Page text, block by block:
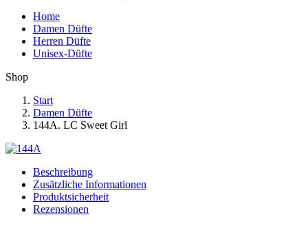
Home
Damen Düfte
Herren Düfte
Unisex-Düfte
Shop
Start
Damen Düfte
144A. LC Sweet Girl
Beschreibung
Zusätzliche Informationen
Produktsicherheit
Rezensionen